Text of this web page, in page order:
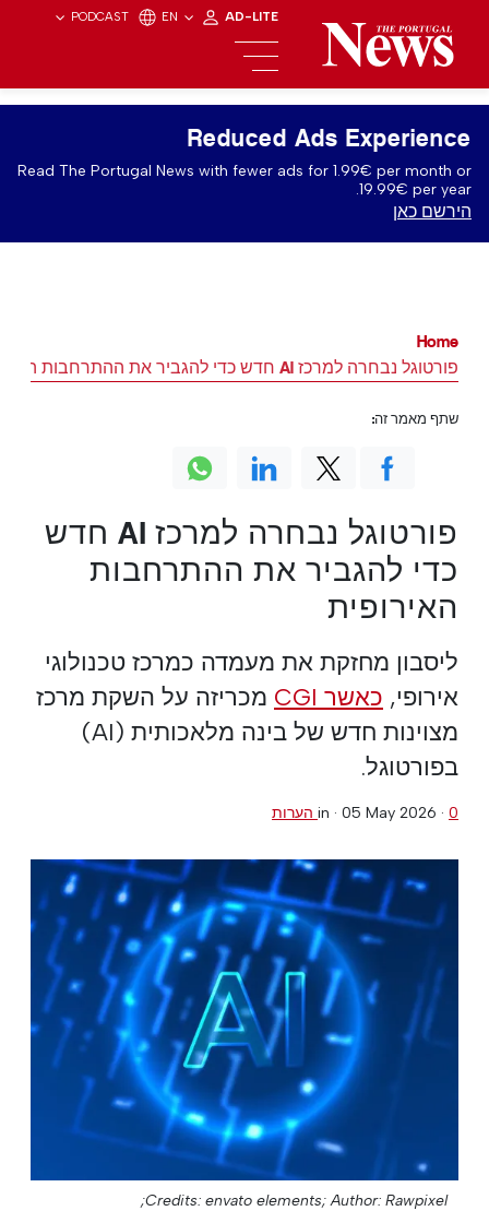
PODCAST EN AD-LITE
Reduced Ads Experience
Read The Portugal News with fewer ads for 1.99€ per month or
19.99€ per year.
הירשם כאן
Home
פורטוגל נבחרה למרכז AI חדש כדי להגביר את ההתרחבות האירופית
פורטוגל נבחרה למרכז AI חדש
כדי להגביר את ההתרחבות
האירופית
ליסבון מחזקת את מעמדה כמרכז טכנולוגי
אירופי, כאשר CGI
מכריזה על השקת מרכז
מצוינות חדש של בינה מלאכותית (AI)
בפורטוגל.
in · 05 May 2026 · 0 הערות
Credits: envato elements; Author: Rawpixel;
שתף מאמר זה: